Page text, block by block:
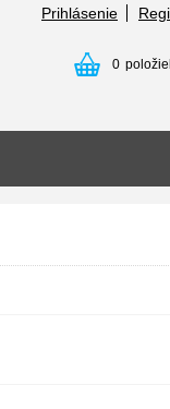
Prihlásenie
0